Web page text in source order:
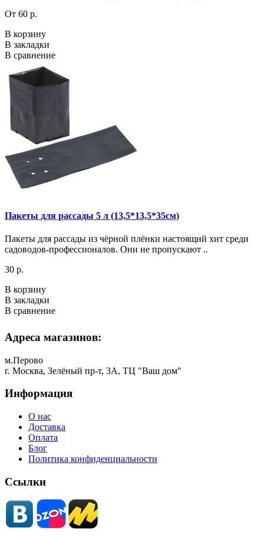
От 60 р.
В корзину
В закладки
В сравнение
Пакеты для рассады 5 л (13,5*13,5*35см)
Пакеты для рассады из чёрной плёнки настоящий хит среди
садоводов-профессионалов. Они не пропускают ..
30 р.
В корзину
В закладки
В сравнение
Адреса магазинов:
м.Перово
г. Москва, Зелёный пр-т, 3А, ТЦ "Ваш дом"
Информация
О нас
Доставка
Оплата
Блог
Политика конфиденциальности
Ссылки